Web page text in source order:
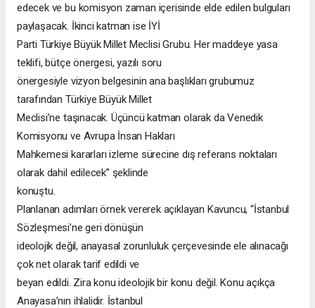
edecek ve bu komisyon zaman içerisinde elde edilen bulguları
paylaşacak. İkinci katman ise İYİ
Parti Türkiye Büyük Millet Meclisi Grubu. Her maddeye yasa
teklifi, bütçe önergesi, yazılı soru
önergesiyle vizyon belgesinin ana başlıkları grubumuz
tarafından Türkiye Büyük Millet
Meclisi’ne taşınacak. Üçüncü katman olarak da Venedik
Komisyonu ve Avrupa İnsan Hakları
Mahkemesi kararları izleme sürecine dış referans noktaları
olarak dahil edilecek” şeklinde
konuştu.
Planlanan adımları örnek vererek açıklayan Kavuncu, “İstanbul
Sözleşmesi’ne geri dönüşün
ideolojik değil, anayasal zorunluluk çerçevesinde ele alınacağı
çok net olarak tarif edildi ve
beyan edildi. Zira konu ideolojik bir konu değil. Konu açıkça
Anayasa’nın ihlalidir. İstanbul